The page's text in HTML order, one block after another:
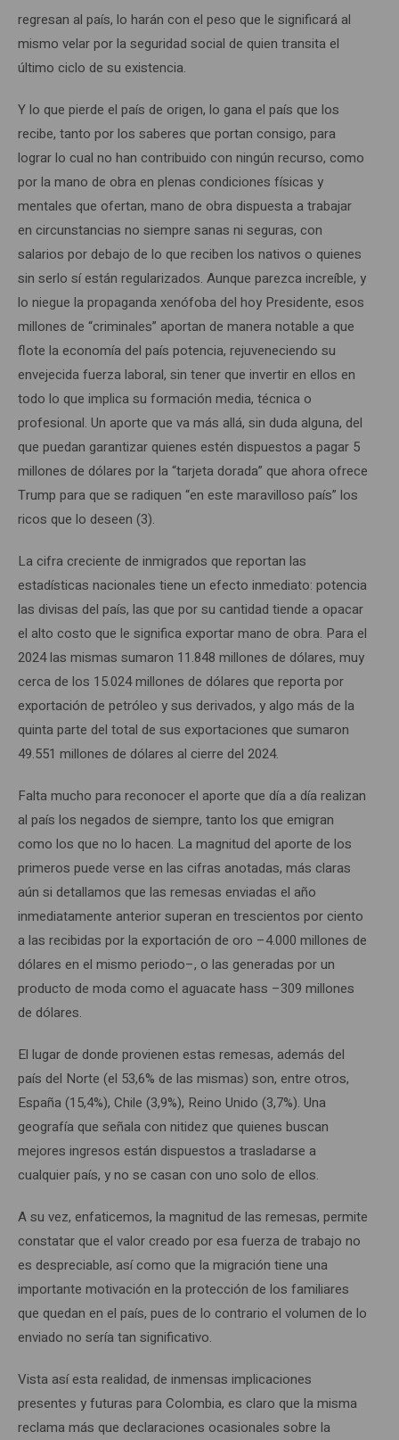
regresan al país, lo harán con el peso que le significará al
mismo velar por la seguridad social de quien transita el
último ciclo de su existencia.
Y lo que pierde el país de origen, lo gana el país que los
recibe, tanto por los saberes que portan consigo, para
lograr lo cual no han contribuido con ningún recurso, como
por la mano de obra en plenas condiciones físicas y
mentales que ofertan, mano de obra dispuesta a trabajar
en circunstancias no siempre sanas ni seguras, con
salarios por debajo de lo que reciben los nativos o quienes
sin serlo sí están regularizados. Aunque parezca increíble, y
lo niegue la propaganda xenófoba del hoy Presidente, esos
millones de “criminales” aportan de manera notable a que
flote la economía del país potencia, rejuveneciendo su
envejecida fuerza laboral, sin tener que invertir en ellos en
todo lo que implica su formación media, técnica o
profesional. Un aporte que va más allá, sin duda alguna, del
que puedan garantizar quienes estén dispuestos a pagar 5
millones de dólares por la “tarjeta dorada” que ahora ofrece
Trump para que se radiquen “en este maravilloso país” los
ricos que lo deseen (3).
La cifra creciente de inmigrados que reportan las
estadísticas nacionales tiene un efecto inmediato: potencia
las divisas del país, las que por su cantidad tiende a opacar
el alto costo que le significa exportar mano de obra. Para el
2024 las mismas sumaron 11.848 millones de dólares, muy
cerca de los 15.024 millones de dólares que reporta por
exportación de petróleo y sus derivados, y algo más de la
quinta parte del total de sus exportaciones que sumaron
49.551 millones de dólares al cierre del 2024.
Falta mucho para reconocer el aporte que día a día realizan
al país los negados de siempre, tanto los que emigran
como los que no lo hacen. La magnitud del aporte de los
primeros puede verse en las cifras anotadas, más claras
aún si detallamos que las remesas enviadas el año
inmediatamente anterior superan en trescientos por ciento
a las recibidas por la exportación de oro –4.000 millones de
dólares en el mismo periodo–, o las generadas por un
producto de moda como el aguacate hass –309 millones
de dólares.
El lugar de donde provienen estas remesas, además del
país del Norte (el 53,6% de las mismas) son, entre otros,
España (15,4%), Chile (3,9%), Reino Unido (3,7%). Una
geografía que señala con nitidez que quienes buscan
mejores ingresos están dispuestos a trasladarse a
cualquier país, y no se casan con uno solo de ellos.
A su vez, enfaticemos, la magnitud de las remesas, permite
constatar que el valor creado por esa fuerza de trabajo no
es despreciable, así como que la migración tiene una
importante motivación en la protección de los familiares
que quedan en el país, pues de lo contrario el volumen de lo
enviado no sería tan significativo.
Vista así esta realidad, de inmensas implicaciones
presentes y futuras para Colombia, es claro que la misma
reclama más que declaraciones ocasionales sobre la